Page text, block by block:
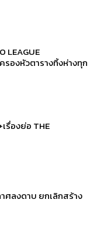
LEAGUE
รองหัวตารางทิ้งห่างทุก
รื่องย่อ THE
ศลงดาบ ยกเลิกสร้าง